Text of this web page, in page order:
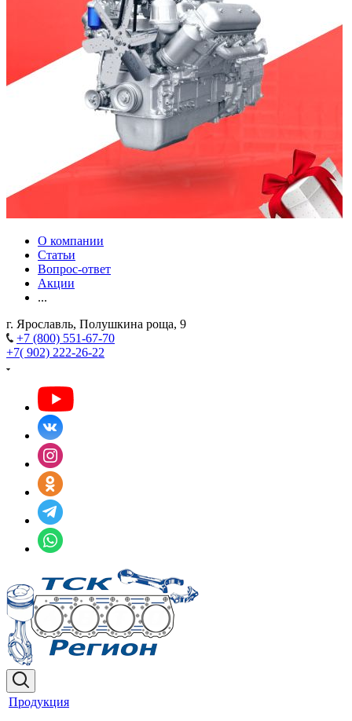
О компании
Статьи
Вопрос-ответ
Акции
...
г. Ярославль, Полушкина роща, 9
+7 (800) 551-67-70
+7( 902) 222-26-22
Продукция